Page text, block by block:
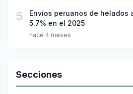
5
Envíos peruanos de helados
5.7% en el 2025
hace 4 meses
Secciones